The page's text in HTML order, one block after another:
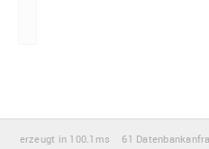
erzeugt in 100.1ms 61